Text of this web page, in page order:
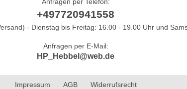
+497720941558
- Dienstag bis Freitag: 16.00 - 19.00 Uhr und
Anfragen per E-Mail:
HP_Hebbel@web.de
Impressum AGB Widerrufsrecht